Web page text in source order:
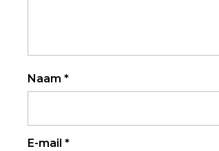
Naam *
E-mail *